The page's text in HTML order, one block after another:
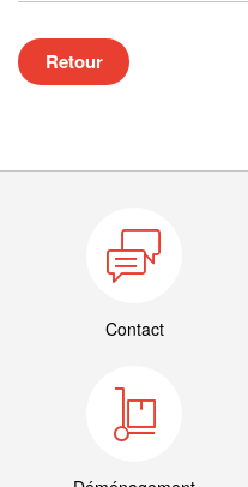
Retour
Contact